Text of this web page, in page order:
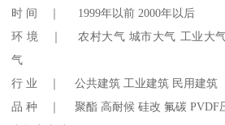
时 间 ｜ 1999年以前 2000年以后
环 境 ｜ 农村大气 城市大气 工业大气
气
行 业 ｜ 公共建筑 工业建筑 民用建筑
品 种 ｜ 聚酯 高耐候 硅改 氟碳 PVDF